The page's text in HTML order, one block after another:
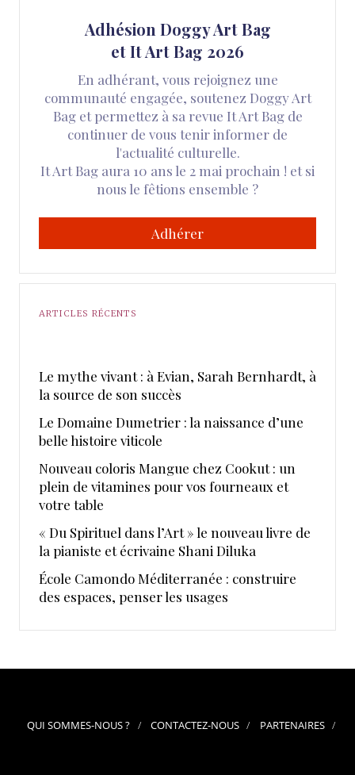
Adhésion Doggy Art Bag
et It Art Bag 2026
En adhérant, vous rejoignez une
communauté engagée, soutenez Doggy Art
Bag et permettez à sa revue It Art Bag de
continuer de vous tenir informer de
l'actualité culturelle.
It Art Bag aura 10 ans le 2 mai prochain ! et si
nous le fêtions ensemble ?
Adhérer
ARTICLES RÉCENTS
Le mythe vivant : à Evian, Sarah Bernhardt, à
la source de son succès
Le Domaine Dumetrier : la naissance d’une
belle histoire viticole
Nouveau coloris Mangue chez Cookut : un
plein de vitamines pour vos fourneaux et
votre table
« Du Spirituel dans l’Art » le nouveau livre de
la pianiste et écrivaine Shani Diluka
École Camondo Méditerranée : construire
des espaces, penser les usages
QUI SOMMES-NOUS ? CONTACTEZ-NOUS PARTENAIRES